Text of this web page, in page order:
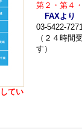
てい
第２・第４
FAXより
03-5422-
（２４時間
す）